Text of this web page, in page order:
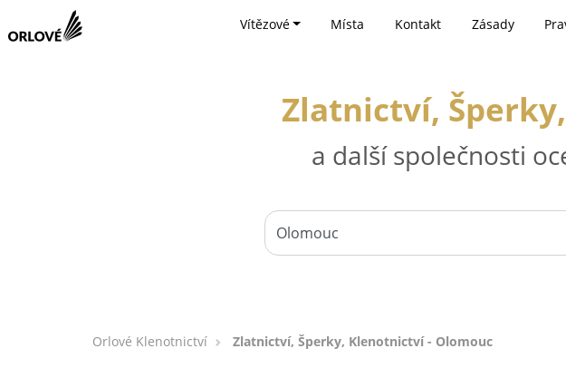
Vítězové Místa Kontakt Zásady
Zlatnictví,
a další společnosti
Orlové Klenotnictví Zlatnictví, Šperky, Klenotnictví - Olomouc